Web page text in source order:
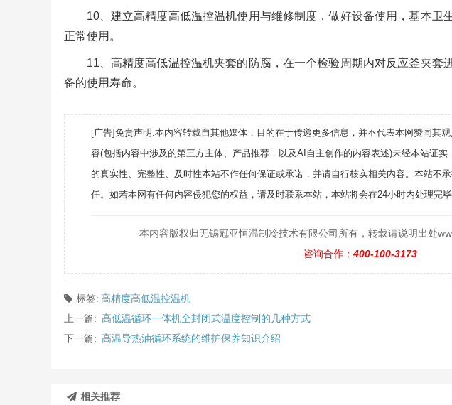
10、建立高精度高低温控温机使用与维修制度，做好设备使用，基本卫
正常使用。
11、高精度高低温控温机夹套的防腐，在一个检验周期内对反应釜夹套
备的使用寿命。
[广告]免责声明:本内容转载自其他媒体，目的在于传递更多信息，并不代表本网赞同其
容(包括内容中涉及的第三方主体、产品推荐，以及AI自主创作的内容表述)未经本站证
的真实性、完整性、及时性本站不作任何保证或承诺，并请自行核实相关内容。本站不
任。如若本网有任何内容侵犯您的权益，请及时联系本站，本站将会在24小时内处理完毕
本内容版权归无锡冠亚恒温制冷技术有限公司所有，转载请说明出处
咨询合作： 400-100-3173
标签: 高精度高低温控温机
上一篇: 高低温循环一体机全封闭式温度控制的几种方式
下一篇: 高温导热油循环系统的维护保养知识介绍
相关推荐